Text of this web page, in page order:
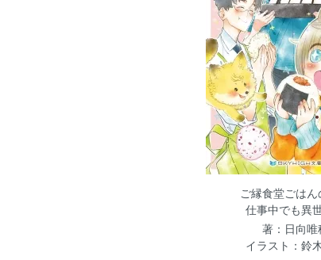
ご縁食堂ごはん
仕事中でも異
著：日向唯
イラスト：鈴